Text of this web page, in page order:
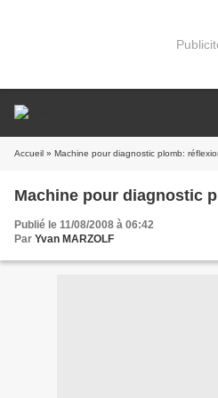
Accueil » Machine pour diagnostic plomb:
Machine pour diagnostic
Publié le 11/08/2008 à 06:42
Par Yvan MARZOLF